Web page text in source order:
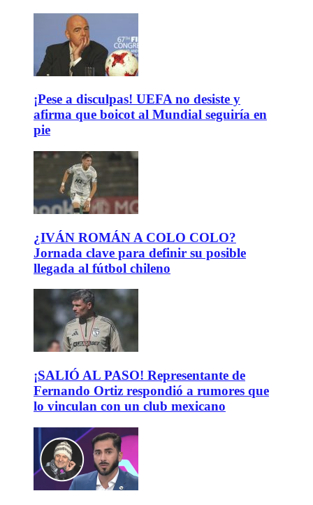
¡Pese a disculpas! UEFA no desiste y
afirma que boicot al Mundial seguiría en
pie
¿IVÁN ROMÁN A COLO COLO?
Jornada clave para definir su posible
llegada al fútbol chileno
¡SALIÓ AL PASO! Representante de
Fernando Ortiz respondió a rumores que
lo vinculan con un club mexicano